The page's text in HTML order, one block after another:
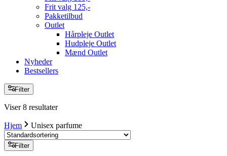
Frit valg 125,-
Pakketilbud
Outlet
Hårpleje Outlet
Hudpleje Outlet
Mænd Outlet
Nyheder
Bestsellers
Filter
Viser 8 resultater
Hjem Unisex parfume
Filter